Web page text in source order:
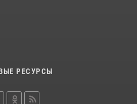
РЕСУРСЫ